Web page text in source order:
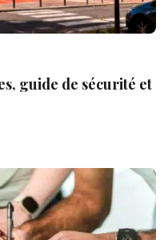
guide de sécurité et